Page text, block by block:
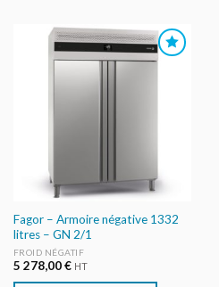
AJOUTER
Fagor – Armoire négative 1332
litres – GN 2/1
FROID NÉGATIF
5 278,00€ HT